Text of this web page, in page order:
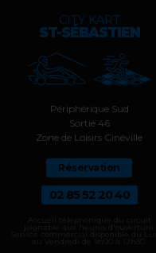
CITY KART
ST-SÉBASTIEN
Périphérique Sud
Sortie 46
Zone de Loisirs Cinéville
Réservation
02 85 52 20 40
Accueil téléphonique du circuit
joignable aux heures d'ouverture.
Service commercial disponible du
au Vendredi de 9h00 à 12h30.